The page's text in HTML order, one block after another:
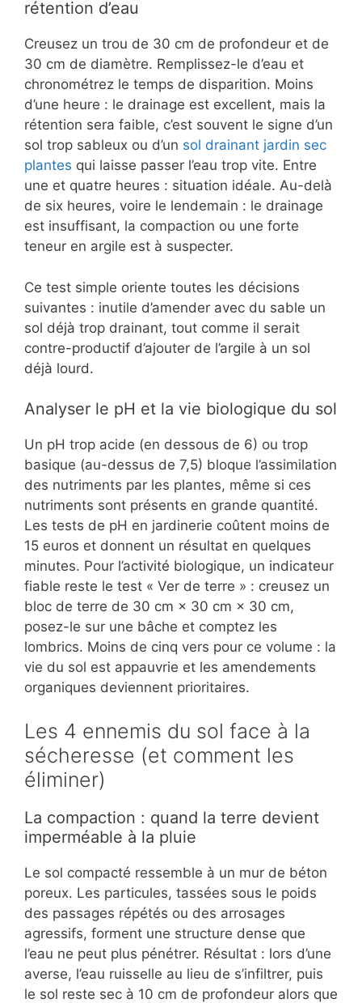
rétention d’eau
Creusez un trou de 30 cm de profondeur et de
30 cm de diamètre. Remplissez-le d’eau et
chronométrez le temps de disparition. Moins
d’une heure : le drainage est excellent, mais la
rétention sera faible, c’est souvent le signe d’un
sol trop sableux ou d’un sol drainant jardin sec
plantes qui laisse passer l’eau trop vite. Entre
une et quatre heures : situation idéale. Au-delà
de six heures, voire le lendemain : le drainage
est insuffisant, la compaction ou une forte
teneur en argile est à suspecter.
Ce test simple oriente toutes les décisions
suivantes : inutile d’amender avec du sable un
sol déjà trop drainant, tout comme il serait
contre-productif d’ajouter de l’argile à un sol
déjà lourd.
Analyser le pH et la vie biologique du sol
Un pH trop acide (en dessous de 6) ou trop
basique (au-dessus de 7,5) bloque l’assimilation
des nutriments par les plantes, même si ces
nutriments sont présents en grande quantité.
Les tests de pH en jardinerie coûtent moins de
15 euros et donnent un résultat en quelques
minutes. Pour l’activité biologique, un indicateur
fiable reste le test « Ver de terre » : creusez un
bloc de terre de 30 cm × 30 cm × 30 cm,
posez-le sur une bâche et comptez les
lombrics. Moins de cinq vers pour ce volume : la
vie du sol est appauvrie et les amendements
organiques deviennent prioritaires.
Les 4 ennemis du sol face à la
sécheresse (et comment les
éliminer)
La compaction : quand la terre devient
imperméable à la pluie
Le sol compacté ressemble à un mur de béton
poreux. Les particules, tassées sous le poids
des passages répétés ou des arrosages
agressifs, forment une structure dense que
l’eau ne peut plus pénétrer. Résultat : lors d’une
averse, l’eau ruisselle au lieu de s’infiltrer, puis
le sol reste sec à 10 cm de profondeur alors que